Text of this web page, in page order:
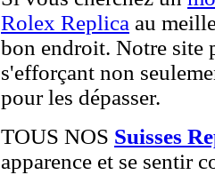
Rolex Replica au
bon endroit. Notre site
s'efforçant non
pour les dépasser.
TOUS NOS Suisses
apparence et se sentir